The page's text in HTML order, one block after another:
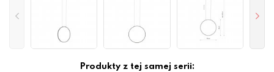
Produkty z tej samej serii: